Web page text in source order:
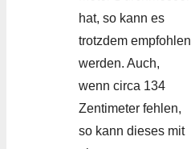
hat, so kann es
trotzdem empfohlen
werden. Auch,
wenn circa 134
Zentimeter fehlen,
so kann dieses mit